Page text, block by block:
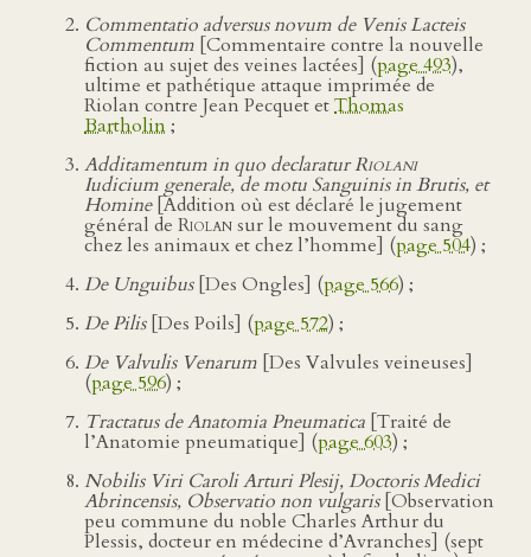
Commentatio adversus novum de Venis Lacteis
Commentum [Commentaire contre la nouvelle
fiction au sujet des veines lactées] (page 493),
ultime et pathétique attaque imprimée de
Riolan contre Jean Pecquet etThomas
Bartholin;
Additamentum in quo declaraturRiolani
Iudicium generale, de motu Sanguinis in Brutis, et
Homine[Addition où est déclaré le jugement
général de Riolansur le mouvement du sang
chez les animaux et chez l’homme] (page 504) ;
De Unguibus[Des Ongles] (page 566) ;
De Pilis[Des Poils] (page 572) ;
De Valvulis Venarum [Des Valvules veineuses]
(page 596) ;
Tractatus de Anatomia Pneumatica [Traité de
l’Anatomie pneumatique] (page 603) ;
Nobilis Viri Caroli Arturi Plesij, Doctoris Medici
Abrincensis, Observatio non vulgaris[Observation
peu commune du noble Charles Arthur du
Plessis, docteur en médecine d’Avranches] (sept